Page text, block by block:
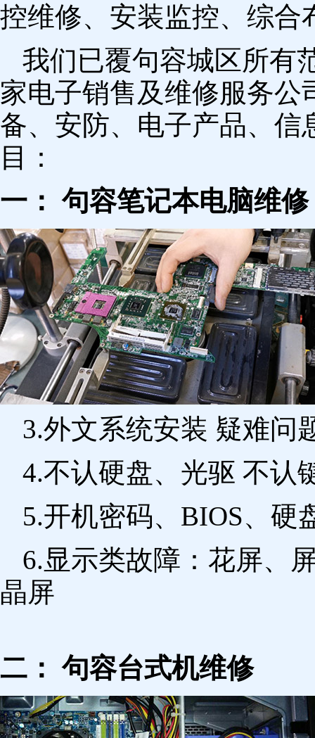
控维修、安装监控、综合
我们已覆句容城区所有
家电子销售及维修服务公
备、安防、电子产品、信
目：
一： 句容笔记本电脑维修
3.外文系统安装 疑难问
4.不认硬盘、光驱 不认
5.开机密码、BIOS、硬
6.显示类故障：花屏、
晶屏
二： 句容台式机维修